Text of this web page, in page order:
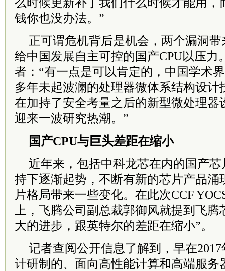
钱你也没办法。”
正可谓危机背后是机会，两个漏洞
给中国发展自主可控的国产CPU以压力
者：“有一点是可以肯定的，中国学术
多年未起波澜的处理器微体系结构设计
在加持了安全考量之后的新型微处理器
迎来一波研究热潮。”
国产CPU与巨头差距在缩小
近年来，包括中科龙芯在内的国产
持下逐渐起势，不断有新的芯片产品涌
片格局带来一些变化。在此次CCF
上，飞腾公司副总裁郭御风就提到飞
大的进步，跟英特尔的差距在缩小”。
记者查阅公开信息了解到，早在
计研制的、面向高性能计算和高端服务